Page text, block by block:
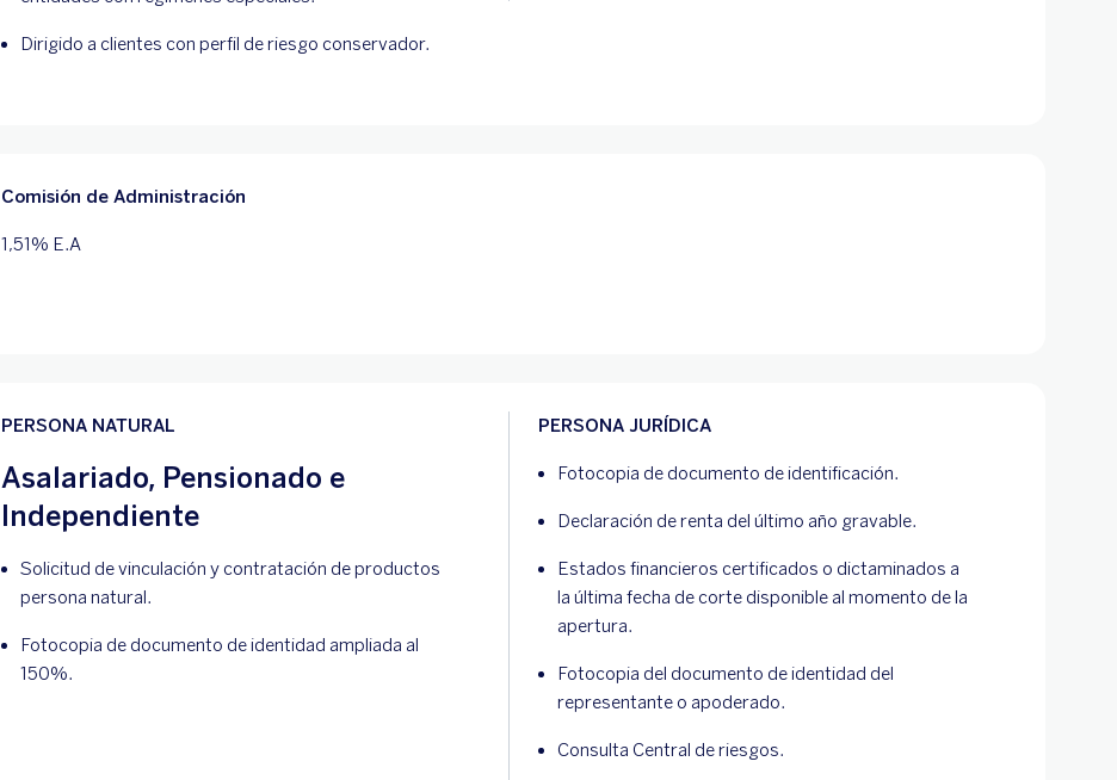
Dirigido a clientes con perfil de riesgo conservador.
Comisión de Administración
1,51% E.A
PERSONA NATURAL
Asalariado, Pensionado e
Independiente
Solicitud de vinculación y contratación de productos
persona natural.
Fotocopia de documento de identidad ampliada al
150%.
PERSONA JURÍDICA
Fotocopia de documento de identificación.
Declaración de renta del último año gravable.
Estados financieros certificados o dictaminados a
la última fecha de corte disponible al momento de la
apertura.
Fotocopia del documento de identidad del
representante o apoderado.
Consulta Central de riesgos.